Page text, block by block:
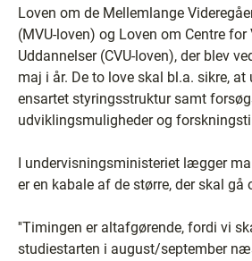
Loven om de Mellemlange
(MVU-loven) og Loven om Centre for
Uddannelser (CVU-loven), der blev
maj i år. De to love skal bl.a. sikre,
ensartet styringsstruktur samt
udviklingsmuligheder og
I undervisningsministeriet lægger
er en kabale af de større, der skal gå
''Timingen er altafgørende, fordi vi
studiestarten i august/september